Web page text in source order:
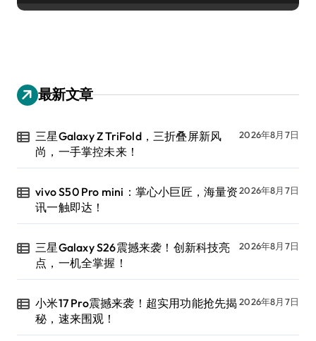
最新文章
三星Galaxy Z TriFold，三折叠屏新风
尚，一手掌控未来！
2026年8月7日
vivo S50 Pro mini：掌心小巨匠，海量资
讯一触即达！
2026年8月7日
三星Galaxy S26震撼来袭！创新科技亮
点，一机全掌握！
2026年8月7日
小米17 Pro震撼来袭！超实用功能抢先揭
秘，速来围观！
2026年8月7日